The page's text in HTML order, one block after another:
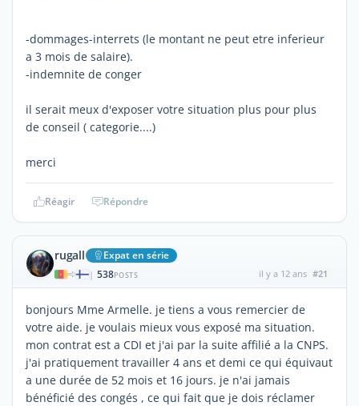
-dommages-interrets (le montant ne peut etre inferieur
a 3 mois de salaire).
-indemnite de conger
il serait meux d'exposer votre situation plus pour plus
de conseil ( categorie....)
merci
Réagir Répondre
rugall Expat en série
| 538POSTS il y a 12 ans #21
bonjours Mme Armelle. je tiens a vous remercier de
votre aide. je voulais mieux vous exposé ma situation.
mon contrat est a CDI et j'ai par la suite affilié a la CNPS.
j'ai pratiquement travailler 4 ans et demi ce qui équivaut
a une durée de 52 mois et 16 jours. je n'ai jamais
bénéficié des congés , ce qui fait que je dois réclamer